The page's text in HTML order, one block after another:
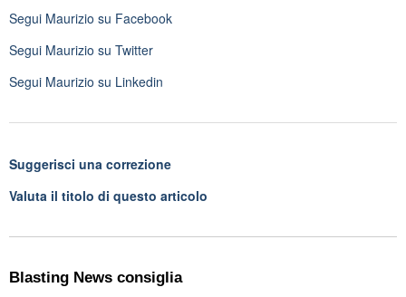
Segui Maurizio su Facebook
Segui Maurizio su Twitter
Segui Maurizio su Linkedin
Suggerisci una correzione
Valuta il titolo di questo articolo
Blasting News consiglia